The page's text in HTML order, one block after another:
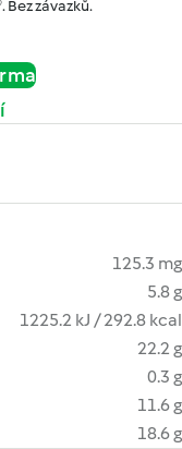
závazků.
125.3 mg
5.8 g
1225.2 kJ / 292.8 kcal
22.2 g
0.3 g
11.6 g
18.6 g